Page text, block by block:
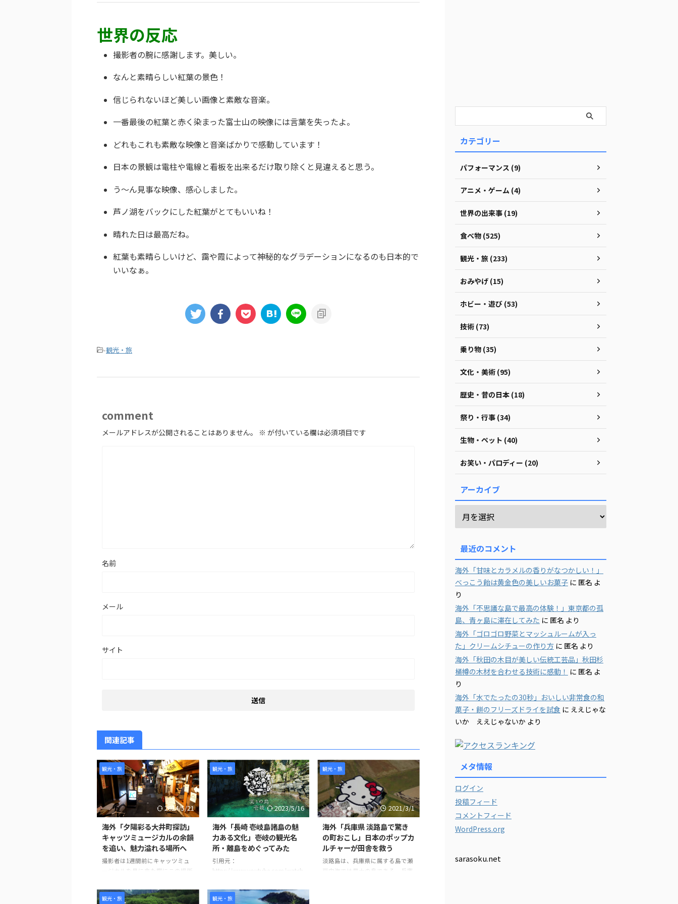
世界の反応
撮影者の腕に感謝します。美しい。
なんと素晴らしい紅葉の景色！
信じられないほど美しい画像と素敵な音楽。
一番最後の紅葉と赤く染まった富士山の映像には言葉を失ったよ。
どれもこれも素敵な映像と音楽ばかりで感動しています！
日本の景観は電柱や電線と看板を出来るだけ取り除くと見違えると思う。
う〜ん見事な映像、感心しました。
芦ノ湖をバックにした紅葉がとてもいいね！
晴れた日は最高だね。
紅葉も素晴らしいけど、靄や霞によって神秘的なグラデーションになるのも日本的で
いいなぁ。
-観光・旅
comment
メールアドレスが公開されることはありません。 ※ が付いている欄は必須項目です
名前
メール
サイト
関連記事
観光・旅
2024/5/21
海外「夕陽彩る大井町探訪」
キャッツミュージカルの余韻
を追い、魅力溢れる場所へ
撮影者は1週間前にキャッツミュ
ージカルを見に来た際にこの場所
帯に撮影を始めました。 ビデオ
の中ではJR大井町駅東口から始ま
観光・旅
2023/5/16
海外「長崎 壱岐島諸島の魅
力ある文化」壱岐の観光名
所・離島をめぐってみた
引用元：
https://www.youtube.com/watch
観光・旅
2021/3/1
海外「兵庫県 淡路島で驚き
の町おこし」日本のポップカ
ルチャーが田舎を救う
淡路島は、兵庫県に属する島で瀬
戸内海では最大の島である。兵庫
観光・旅 観光・旅
カテゴリー
パフォーマンス (9)
アニメ・ゲーム (4)
世界の出来事 (19)
食べ物 (525)
観光・旅 (233)
おみやげ (15)
ホビー・遊び (53)
技術 (73)
乗り物 (35)
文化・美術 (95)
歴史・昔の日本 (18)
祭り・行事 (34)
生物・ペット (40)
お笑い・パロディー (20)
アーカイブ
最近のコメント
海外「甘味とカラメルの香りがなつかしい！」
べっこう飴は黄金色の美しいお菓子 に 匿名 よ
り
海外「不思議な島で最高の体験！」東京都の孤
島、青ヶ島に滞在してみた に 匿名 より
海外「ゴロゴロ野菜とマッシュルームが入っ
た」クリームシチューの作り方 に 匿名 より
海外「秋田の木目が美しい伝統工芸品」秋田杉
桶樽の木材を合わせる技術に感動！ に 匿名 よ
り
海外「水でたったの30秒」おいしい非常食の和
菓子・餅のフリーズドライを試食 に ええじゃな
いか ええじゃないか より
メタ情報
ログイン
投稿フィード
コメントフィード
WordPress.org
sarasoku.net